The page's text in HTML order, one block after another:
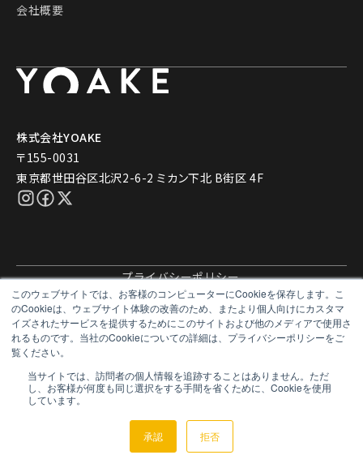
このウェブサイトでは、お客様のコンピューターにCookieを保存します。こ
のCookieは、ウェブサイト体験の改善のため、またより個人向けにカスタマ
イズされたサービスを提供するためにこのサイトおよび他のメディアで使用さ
れるものです。当社のCookieについての詳細は、プライバシーポリシーをご
覧ください。
当サイトでは、訪問者の個人情報を追跡することはありません。ただ
し、お客様が何度も同じ選択をする手間を省くために、Cookieを使用
しています。
承認 拒否
会社概要
株式会社YOAKE
〒155-0031
東京都世田谷区北沢2-6-2 ミカン下北 B街区 4F
©2025 YOAKE INC.
プライバシーポリシー